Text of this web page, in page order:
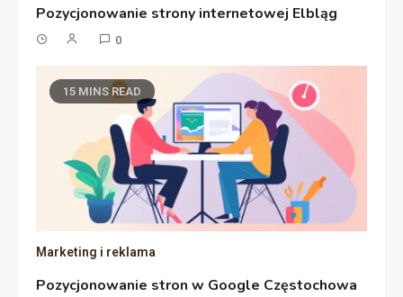
Pozycjonowanie strony internetowej Elbląg
0
15 MINS READ
Marketing i reklama
Pozycjonowanie stron w Google Częstochowa